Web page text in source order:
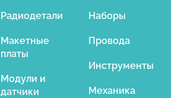
Радиодетали
Макетные
платы
Модули и
датчики
Наборы
Провода
Инструменты
Механика